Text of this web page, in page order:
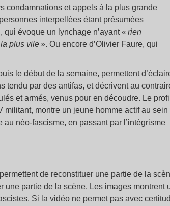
condamnations et appels à la plus grande
interpellées étant présumées
évoque un lynchage n’ayant « rien
plus vile». Ou encore d’Olivier Faure, qui
le début de la semaine, permettent
tendu par des antifas, et décrivent au
et armés, venus pour en découdre. Le profil
montre un jeune homme actif au sein
néo-fascisme, en passant par l’intégrisme
de reconstituer une partie de la
une partie de la scène. Les images montrent
Si la vidéo ne permet pas avec